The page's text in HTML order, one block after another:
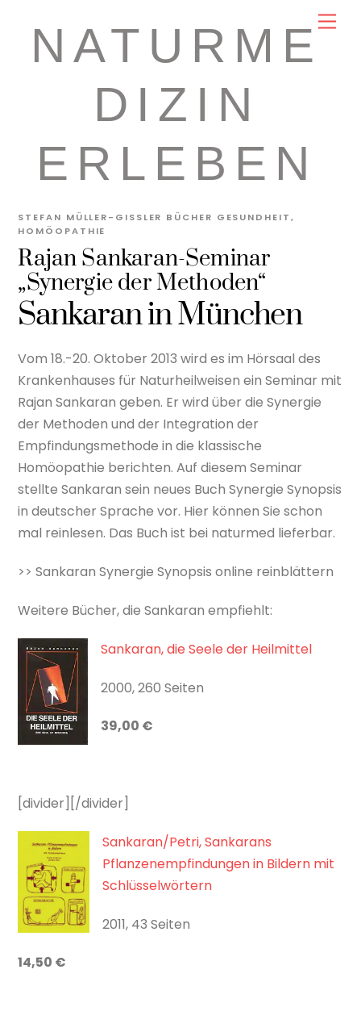
contentNATURME
DIZIN
ERLEBEN
Rajan Sankaran-Seminar
„Synergie der Methoden“
STEFAN MÜLLER-GISSLER BÜCHER GESUNDHEIT,
HOMÖOPATHIE
Sankaran in München
Vom 18.-20. Oktober 2013 wird es im Hörsaal des
Krankenhauses für Naturheilweisen ein Seminar mit
Rajan Sankaran geben. Er wird über die Synergie
der Methoden und der Integration der
Empfindungsmethode in die klassische
Homöopathie berichten. Auf diesem Seminar
stellte Sankaran sein neues Buch Synergie Synopsis
in deutscher Sprache vor. Hier können Sie schon
mal reinlesen. Das Buch ist bei naturmed lieferbar.
>> Sankaran Synergie Synopsis online reinblättern
Weitere Bücher, die Sankaran empfiehlt:
Sankaran, die Seele der Heilmittel
2000, 260 Seiten
39,00 €
[divider][/divider]
Sankaran/Petri, Sankarans
Pflanzenempfindungen in Bildern mit
Schlüsselwörtern
2011, 43 Seiten
14,50 €